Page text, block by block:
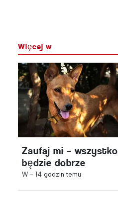
Więcej w
Zaufaj mi – wszystko
będzie dobrze
W - 14 godzin temu